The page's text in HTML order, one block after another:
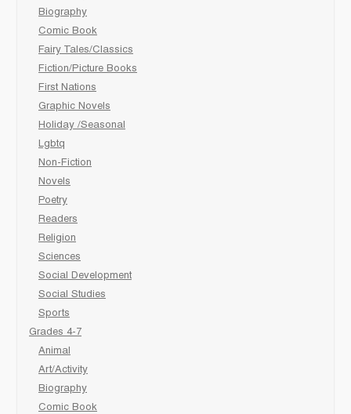
Biography
Comic Book
Fairy Tales/Classics
Fiction/Picture Books
First Nations
Graphic Novels
Holiday /Seasonal
Lgbtq
Non-Fiction
Novels
Poetry
Readers
Religion
Sciences
Social Development
Social Studies
Sports
Grades 4-7
Animal
Art/Activity
Biography
Comic Book